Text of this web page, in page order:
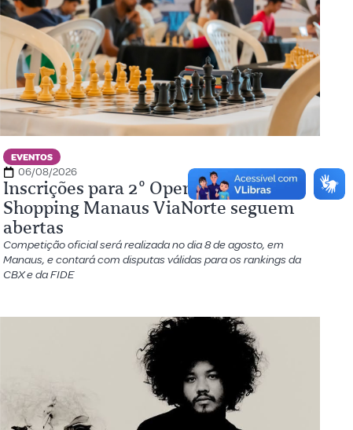
EVENTOS
06/08/2026
Inscrições para 2º Open de Xadrez do
Shopping Manaus ViaNorte seguem
abertas
Competição oficial será realizada no dia 8 de agosto, em
Manaus, e contará com disputas válidas para os rankings da
CBX e da FIDE